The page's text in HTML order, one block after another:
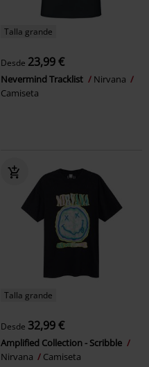
Talla grande
Desde 23,99 €
Nevermind Tracklist
Nirvana
Camiseta
Talla grande
Desde 32,99 €
Amplified Collection - Scribble
Nirvana
Camiseta